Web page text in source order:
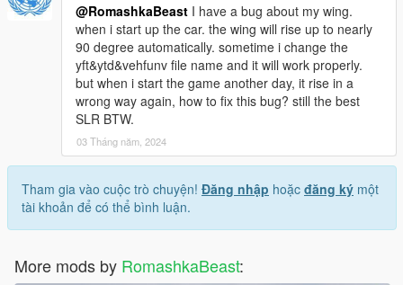
@RomashkaBeast I have a bug about my wing.
when i start up the car. the wing will rise up to nearly
90 degree automatically. sometime i change the
yft&ytd&vehfunv file name and it will work properly.
but when i start the game another day, it rise in a
wrong way again, how to fix this bug? still the best
SLR BTW.
03 Tháng năm, 2024
Tham gia vào cuộc trò chuyện! Đăng nhập hoặc đăng ký một
tài khoản để có thể bình luận.
More mods by RomashkaBeast: